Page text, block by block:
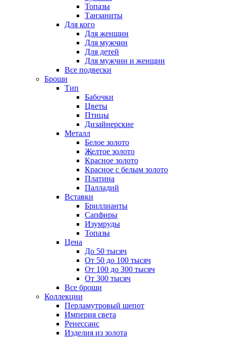
Топазы
Танзаниты
Для кого
Для женщин
Для мужчин
Для детей
Для мужчин и женщин
Все подвески
Броши
Тип
Бабочки
Цветы
Птицы
Дизайнерские
Металл
Белое золото
Желтое золото
Красное золото
Красное с белым золото
Платина
Палладий
Вставки
Бриллианты
Сапфиры
Изумруды
Топазы
Цена
До 50 тысяч
От 50 до 100 тысяч
От 100 до 300 тысяч
От 300 тысяч
Все броши
Коллекции
Перламутровый шепот
Империя света
Ренессанс
Изделия из золота